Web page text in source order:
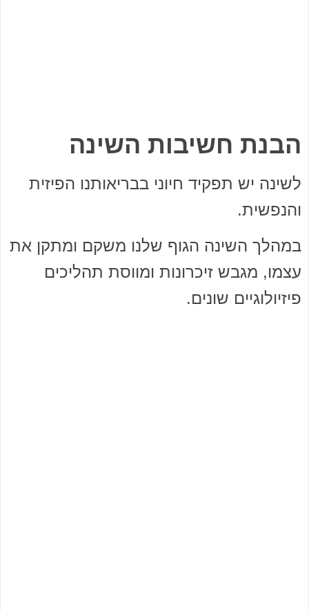
הבנת חשיבות השינה
לשינה יש תפקיד חיוני בבריאותנו הפיזית
והנפשית.
במהלך השינה הגוף שלנו משקם ומתקן את
עצמו, מגבש זיכרונות ומווסת תהליכים
פיזיולוגיים שונים.